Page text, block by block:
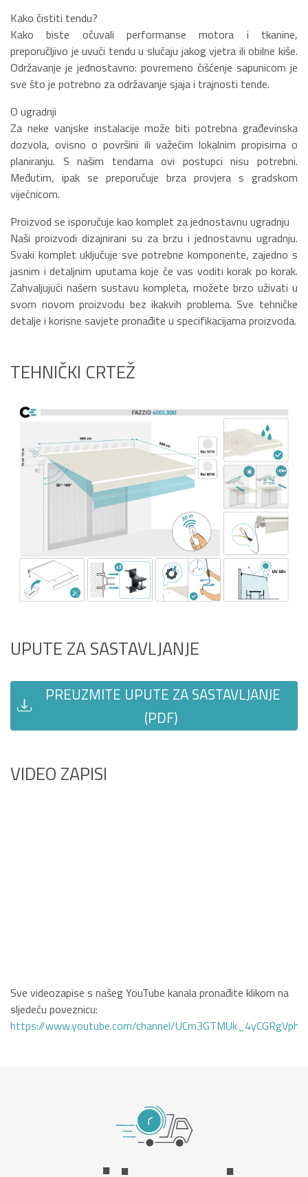
Kako čistiti tendu?
Kako biste očuvali performanse motora i tkanine,
preporučljivo je uvući tendu u slučaju jakog vjetra ili obilne kiše.
Održavanje je jednostavno: povremeno čišćenje sapunicom je
sve što je potrebno za održavanje sjaja i trajnosti tende.
O ugradnji
Za neke vanjske instalacije može biti potrebna građevinska
dozvola, ovisno o površini ili važećim lokalnim propisima o
planiranju. S našim tendama ovi postupci nisu potrebni.
Međutim, ipak se preporučuje brza provjera s gradskom
vijećnicom.
Proizvod se isporučuje kao komplet za jednostavnu ugradnju
Naši proizvodi dizajnirani su za brzu i jednostavnu ugradnju.
Svaki komplet uključuje sve potrebne komponente, zajedno s
jasnim i detaljnim uputama koje će vas voditi korak po korak.
Zahvaljujući našem sustavu kompleta, možete brzo uživati u
svom novom proizvodu bez ikakvih problema. Sve tehničke
detalje i korisne savjete pronađite u specifikacijama proizvoda.
TEHNIČKI CRTEŽ
UPUTE ZA SASTAVLJANJE
PREUZMITE UPUTE ZA SASTAVLJANJE
(PDF)
VIDEO ZAPISI
Sve videozapise s našeg YouTube kanala pronađite klikom na
sljedeću poveznicu:
https://www.youtube.com/channel/